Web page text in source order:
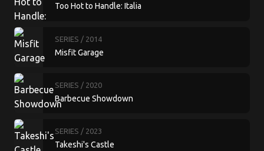
Too Hot to Handle: Italia
SERIES / 2014
Misfit Garage
SERIES / 2020
Barbecue Showdown
SERIES / 2023
Takeshi's Castle